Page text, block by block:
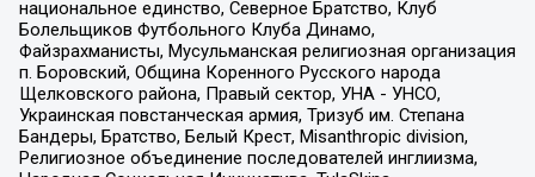
национальное единство, Северное Братство, Клуб
Болельщиков Футбольного Клуба Динамо,
Файзрахманисты, Мусульманская религиозная организация
п. Боровский, Община Коренного Русского народа
Щелковского района, Правый сектор, УНА - УНСО,
Украинская повстанческая армия, Тризуб им. Степана
Бандеры, Братство, Белый Крест, Misanthropic division,
Религиозное объединение последователей инглиизма,